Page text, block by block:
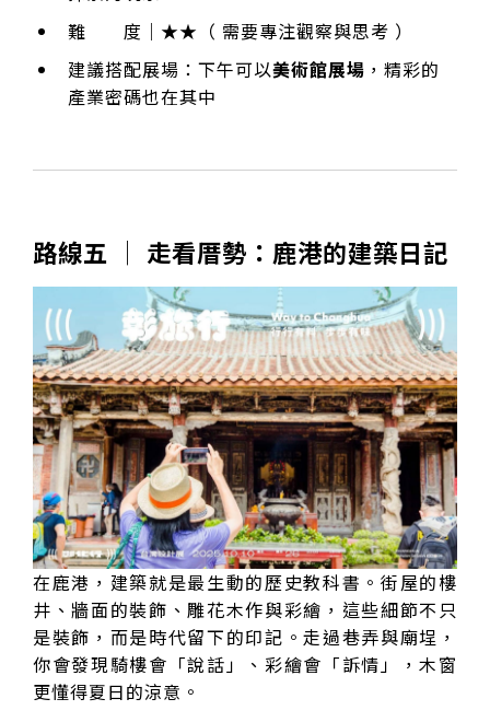
難 度｜★★（ 需要專注觀察與思考 ）
建議搭配展場：下午可以美術館展場 ，精彩的
產業密碼也在其中
路線五 │ 走看厝勢：鹿港的建築日記
在鹿港，建築就是最生動的歷史教科書。街屋的樓
井、牆面的裝飾、雕花木作與彩繪，這些細節不只
是裝飾，而是時代留下的印記。走過巷弄與廟埕，
你會發現騎樓會「說話」、彩繪會「訴情」，木窗
更懂得夏日的涼意。